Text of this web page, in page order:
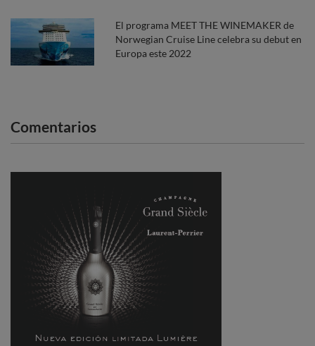
El programa MEET THE WINEMAKER de
Norwegian Cruise Line celebra su debut en
Europa este 2022
Comentarios